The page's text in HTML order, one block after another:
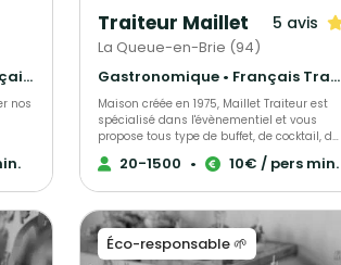
Barbecue et grillades • Français Traditionnel
nos
ou
à
Traiteur Maillet 5 avis
La Queue-en-Brie (94)
Gastronomique • Français Traditionnel • Cuisine régionale
Maison créée en 1975, Maillet Traiteur est
spécialisé dans l'évènementiel et vous
propose tous type de buffet, de cocktail, de
plateau repas et repas assis. Des produits
beaux et frais, des cuissons et
expérimenté! Recettes élégantes, parfois
oubliées et souvent surprenantes, toujours
très savoureuses, Maillet Traiteur associe
20-1500 • 10€ / pers min.
Éco-responsable 🌱